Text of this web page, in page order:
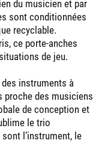
du musicien et par
sont conditionnées
recyclable.
ce porte-anches
de jeu.
instruments à
proche des musiciens
de conception et
le trio
l’instrument, le